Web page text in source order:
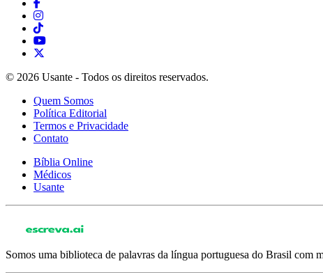
© 2026 Usante - Todos os direitos reservados.
Quem Somos
Política Editorial
Termos e Privacidade
Contato
Bíblia Online
Médicos
Usante
Somos uma biblioteca de palavras da língua portuguesa do Brasil com